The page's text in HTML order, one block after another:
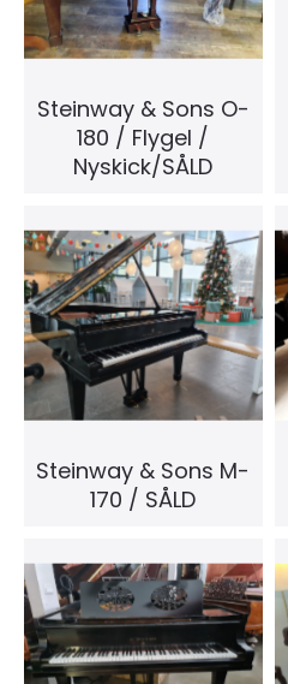
Steinway & Sons O-
180 / Flygel /
Nyskick/SÅLD
Steinway & Sons M-
170 / SÅLD